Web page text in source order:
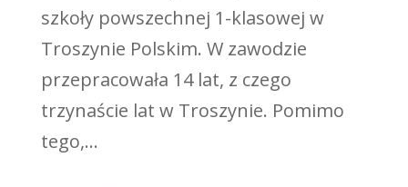
szkoły powszechnej 1-klasowej w
Troszynie Polskim. W zawodzie
przepracowała 14 lat, z czego
trzynaście lat w Troszynie. Pomimo
tego,...